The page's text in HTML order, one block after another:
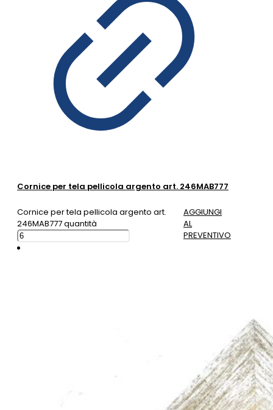
Cornice per tela pellicola argento art. 246MAB777
Cornice per tela pellicola argento art.
246MAB777 quantità
AGGIUNGI
AL
PREVENTIVO